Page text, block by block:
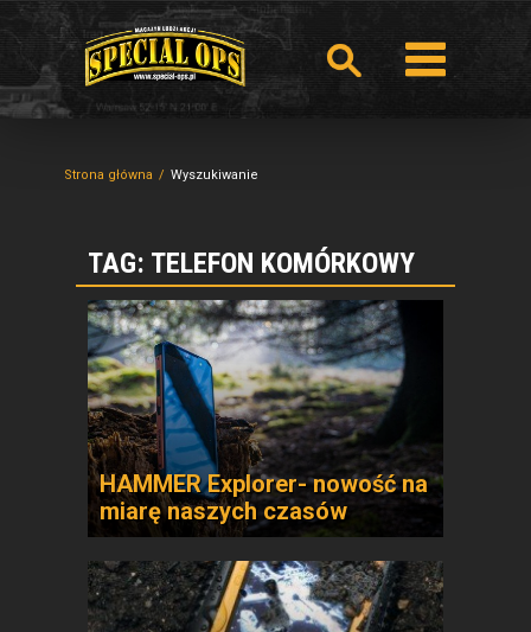
Strona główna Wyszukiwanie
TAG: TELEFON KOMÓRKOWY
HAMMER Explorer- nowość na
miarę naszych czasów